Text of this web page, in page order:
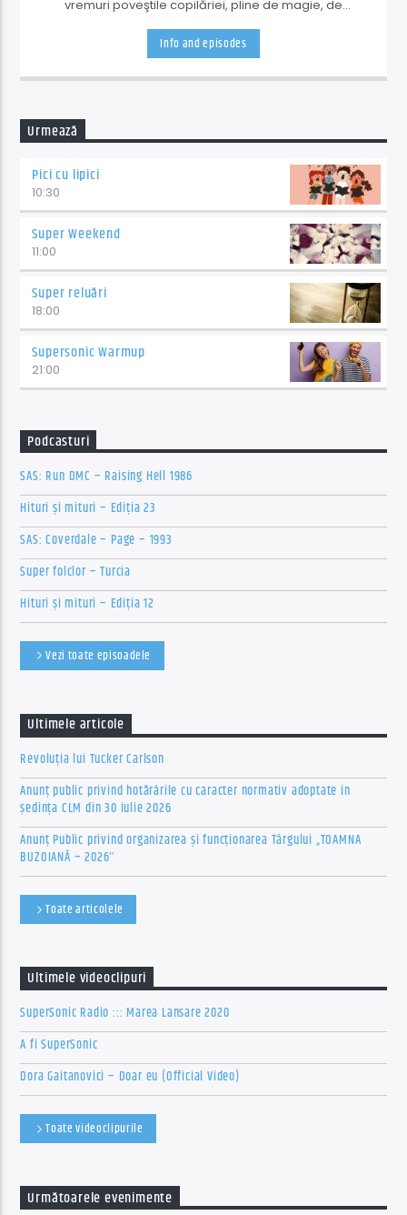
vremuri poveştile copilăriei, pline de magie, de
faimoase şi autori minunaţi.
Info and episodes
Urmează
Pici cu lipici
10:30
Super Weekend
11:00
Super reluări
18:00
Supersonic Warmup
21:00
Podcasturi
SAS: Run DMC – Raising Hell 1986
Hituri și mituri – Ediția 23
SAS: Coverdale – Page – 1993
Super folclor – Turcia
Hituri și mituri – Ediția 12
Vezi toate episoadele
Ultimele articole
Revoluția lui Tucker Carlson
Anunț public privind hotărârile cu caracter normativ adoptate în
ședința CLM din 30 iulie 2026
Anunț Public privind organizarea şi funcţionarea Târgului „TOAMNA
BUZOIANĂ – 2026″
Toate articolele
Ultimele videoclipuri
SuperSonic Radio ::: Marea Lansare 2020
A fi SuperSonic
Dora Gaitanovici – Doar eu (Official Video)
Toate videoclipurile
Următoarele evenimente